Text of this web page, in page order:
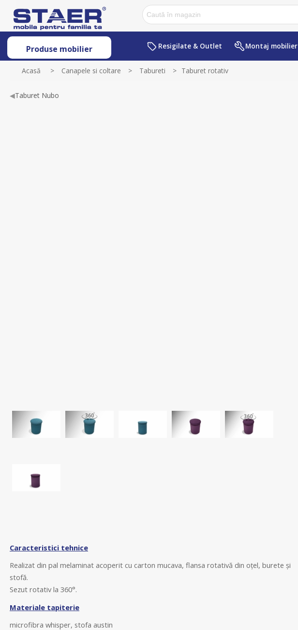
Produse mobilier Resigilate & Outlet Montaj mobilier
Acasă > Canapele si coltare > Tabureti > Taburet rotativ
◀Taburet Nubo
Caracteristici tehnice
Realizat din pal melaminat acoperit cu carton mucava, flansa rotativă din oțel, burete și
stofă.
Sezut rotativ la 360°.
Materiale tapiterie
microfibra whisper, stofa austin